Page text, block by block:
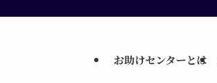
お助けセンターとは